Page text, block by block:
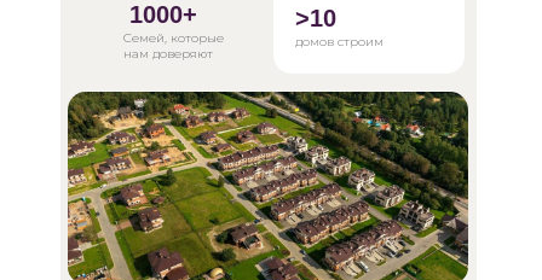
>10
домов строим
1000+
Семей, которые
нам доверяют